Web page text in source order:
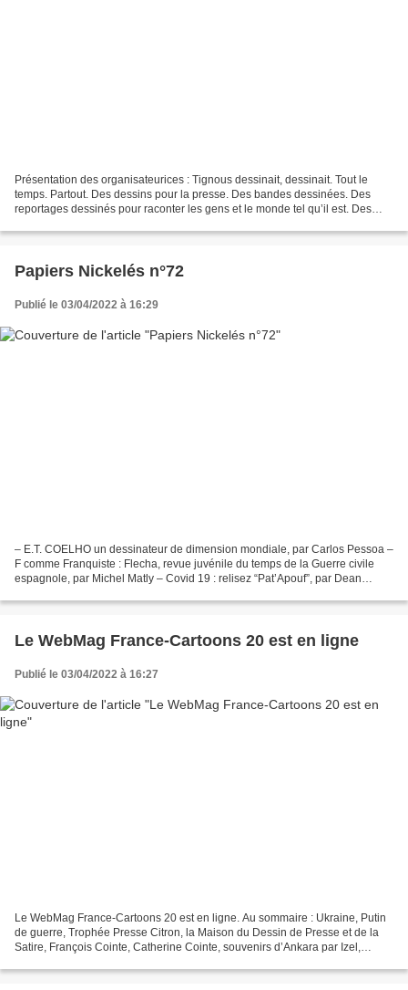
Présentation des organisateurices : Tignous dessinait, dessinait. Tout le
temps. Partout. Des dessins pour la presse. Des bandes dessinées. Des
reportages dessinés pour raconter les gens et le monde tel qu’il est. Des
Papiers Nickelés n°72
Publié le 03/04/2022 à 16:29
– E.T. COELHO un dessinateur de dimension mondiale, par Carlos Pessoa –
F comme Franquiste : Flecha, revue juvénile du temps de la Guerre civile
espagnole, par Michel Matly – Covid 19 : relisez “Pat’Apouf”, par Dean
Le WebMag France-Cartoons 20 est en ligne
Publié le 03/04/2022 à 16:27
Le WebMag France-Cartoons 20 est en ligne. Au sommaire : Ukraine, Putin
de guerre, Trophée Presse Citron, la Maison du Dessin de Presse et de la
Satire, François Cointe, Catherine Cointe, souvenirs d’Ankara par Izel,